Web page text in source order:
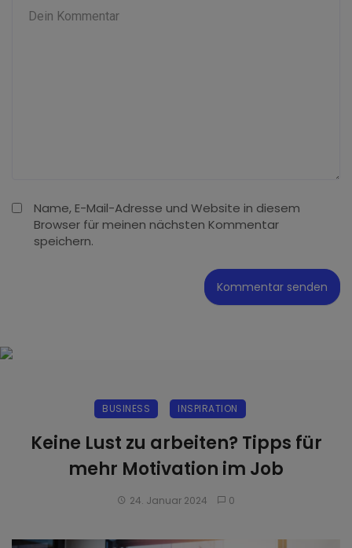
Name, E-Mail-Adresse und Website in diesem
Browser für meinen nächsten Kommentar
speichern.
BUSINESS INSPIRATION
Keine Lust zu arbeiten? Tipps für
mehr Motivation im Job
24. Januar 2024 0